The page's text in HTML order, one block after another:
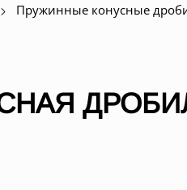
Пружинные конусные